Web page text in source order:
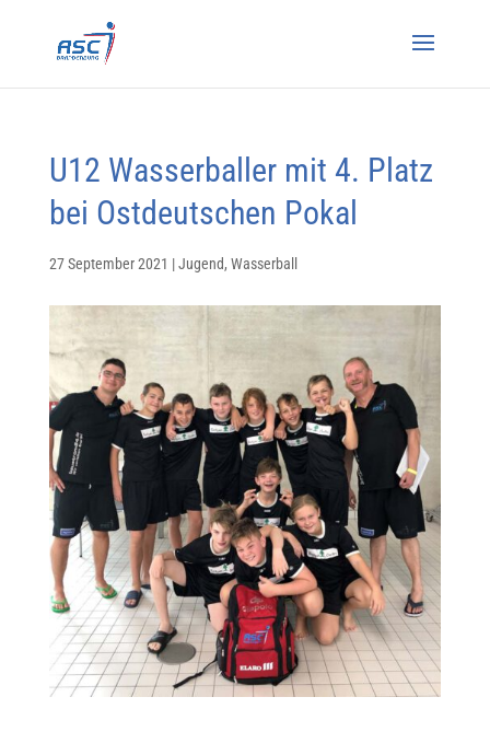
U12 Wasserballer mit 4. Platz
bei Ostdeutschen Pokal
27 September 2021 |Jugend, Wasserball